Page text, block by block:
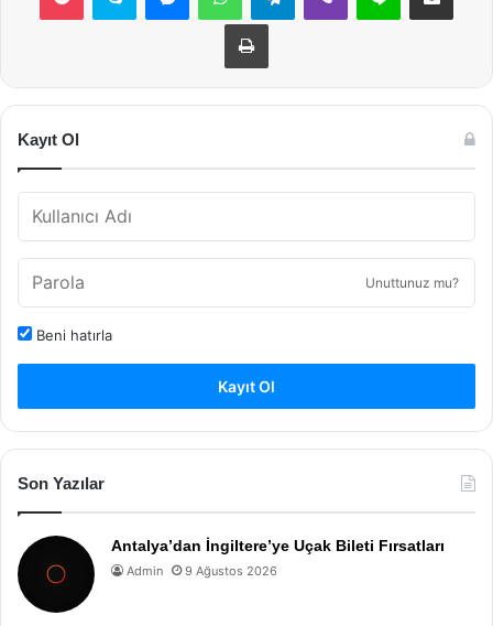
Yazdır
Kayıt Ol
Unuttunuz mu?
Beni hatırla
Kayıt Ol
Son Yazılar
Antalya’dan İngiltere’ye Uçak Bileti Fırsatları
Admin 9 Ağustos 2026